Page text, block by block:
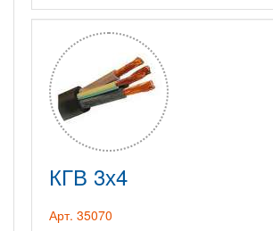
КГВ 3х4
Арт. 35070